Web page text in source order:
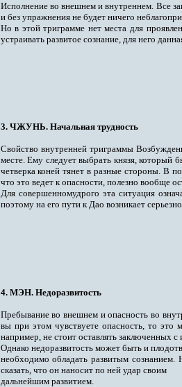
Исполнение во внешнем и внутреннем. Все
и без упражнения не будет ничего
Но в этой триграмме нет места для
устраивать развитое сознание, для него
3. ЧЖУНЬ. Начальная трудность
Свойство внутренней триграммы
месте. Ему следует выбрать князя, который
четверка коней тянет в разные стороны. В
что это ведет к опасности, полезно вообще
Для совершенномудрого эта ситуация
поэтому на его пути к Дао возникает
4. МЭН. Недоразвитость
Пребывание во внешнем и опасность во
вы при этом чувствуете опасность, то это
например, не стоит оставлять заключенных
Однако недоразвитость может быть и
необходимо обладать развитым
сказать, что он наносит по ней удар своим
дальнейшим развитием.